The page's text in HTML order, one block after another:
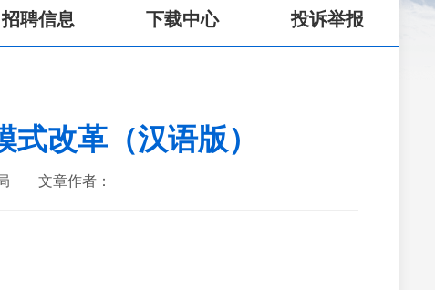
招聘信息 下载中心 投诉举报
改革（汉语版）
文章作者：